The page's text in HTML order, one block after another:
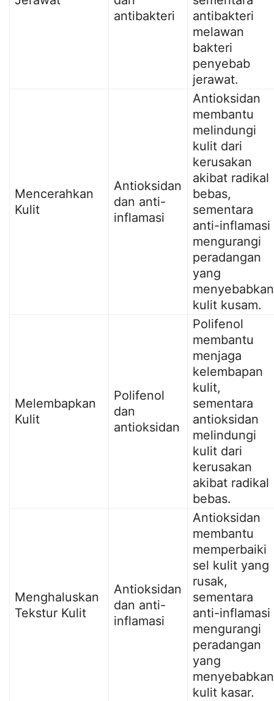
antibakteri
antibakteri
melawan
bakteri
penyebab
jerawat.
Mencerahkan
Kulit
Antioksidan
dan anti-
inflamasi
Antioksidan
membantu
melindungi
kulit dari
kerusakan
akibat radikal
bebas,
sementara
anti-inflamasi
mengurangi
peradangan
yang
menyebabkan
kulit kusam.
Melembapkan
Kulit
Polifenol
dan
antioksidan
Polifenol
membantu
menjaga
kelembapan
kulit,
sementara
antioksidan
melindungi
kulit dari
kerusakan
akibat radikal
bebas.
Menghaluskan
Tekstur Kulit
Antioksidan
dan anti-
inflamasi
Antioksidan
membantu
memperbaiki
sel kulit yang
rusak,
sementara
anti-inflamasi
mengurangi
peradangan
yang
menyebabkan
kulit kasar.